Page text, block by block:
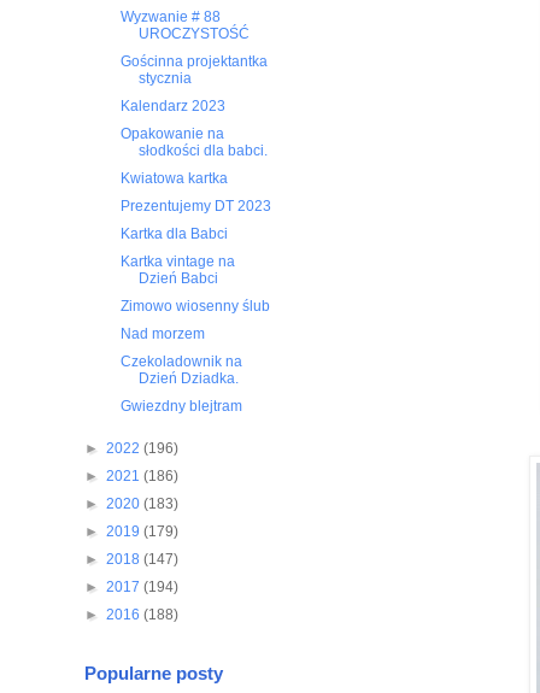
Wyzwanie # 88
UROCZYSTOŚĆ
Gościnna projektantka
stycznia
Kalendarz 2023
Opakowanie na
słodkości dla babci.
Kwiatowa kartka
Prezentujemy DT 2023
Kartka dla Babci
Kartka vintage na
Dzień Babci
Zimowo wiosenny ślub
Nad morzem
Czekoladownik na
Dzień Dziadka.
Gwiezdny blejtram
► 2022 (196)
► 2021 (186)
► 2020 (183)
► 2019 (179)
► 2018 (147)
► 2017 (194)
► 2016 (188)
Popularne posty